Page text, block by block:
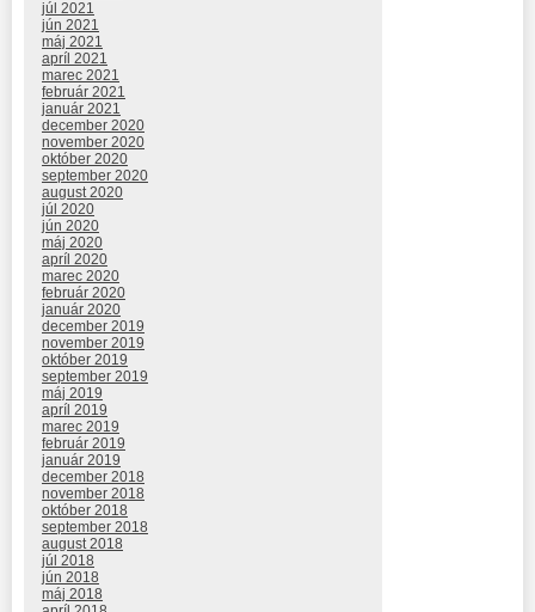
júl 2021
jún 2021
máj 2021
apríl 2021
marec 2021
február 2021
január 2021
december 2020
november 2020
október 2020
september 2020
august 2020
júl 2020
jún 2020
máj 2020
apríl 2020
marec 2020
február 2020
január 2020
december 2019
november 2019
október 2019
september 2019
máj 2019
apríl 2019
marec 2019
február 2019
január 2019
december 2018
november 2018
október 2018
september 2018
august 2018
júl 2018
jún 2018
máj 2018